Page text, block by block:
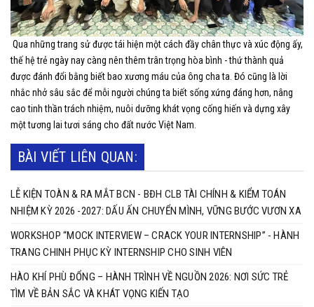
Qua những trang sử được tái hiện một cách đầy chân thực và xúc động ấy,
thế hệ trẻ ngày nay càng nên thêm trân trọng hòa bình - thứ thành quả
được đánh đổi bằng biết bao xương máu của ông cha ta. Đó cũng là lời
nhắc nhở sâu sắc để mỗi người chúng ta biết sống xứng đáng hơn, nâng
cao tinh thần trách nhiệm, nuôi dưỡng khát vọng cống hiến và dựng xây
một tương lai tươi sáng cho đất nước Việt Nam.
BÀI VIẾT LIÊN QUAN:
LỄ KIỆN TOÀN & RA MẮT BCN - BĐH CLB TÀI CHÍNH & KIỂM TOÁN
NHIỆM KỲ 2026 -2027: DẤU ẤN CHUYỂN MÌNH, VỮNG BƯỚC VƯƠN XA
WORKSHOP “MOCK INTERVIEW – CRACK YOUR INTERNSHIP” - HÀNH
TRANG CHINH PHỤC KỲ INTERNSHIP CHO SINH VIÊN
HÀO KHÍ PHÙ ĐỔNG – HÀNH TRÌNH VỀ NGUỒN 2026: NƠI SỨC TRẺ
TÌM VỀ BẢN SẮC VÀ KHÁT VỌNG KIẾN TẠO